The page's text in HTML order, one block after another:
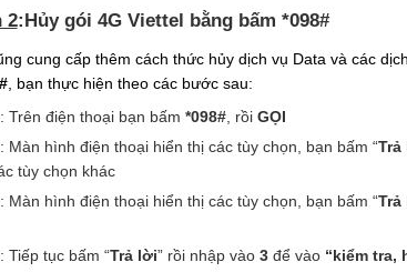
2:Hủy gói 4G Viettel bằng bấm *098#
cung cấp thêm cách thức hủy dịch vụ Data và các
, bạn thực hiện theo các bước sau:
: Trên điện thoại bạn bấm *098#, rồi GỌI
: Màn hình điện thoại hiển thị các tùy chọn, bạn bấm “Trả
tùy chọn khác
: Màn hình điện thoại hiển thị các tùy chọn, bạn bấm “Trả
: Tiếp tục bấm “Trả lời” rồi nhập vào 3 để vào “kiểm tra,